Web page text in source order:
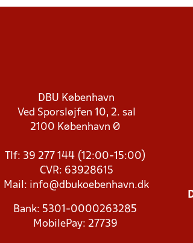
DBU København
Ved Sporsløjfen 10, 2. sal
2100 København Ø
Tlf: 39 277 144 (12:00-15:00)
CVR: 63928615
Mail: info@dbukoebenhavn.dk
Bank: 5301-0000263285
MobilePay: 27739